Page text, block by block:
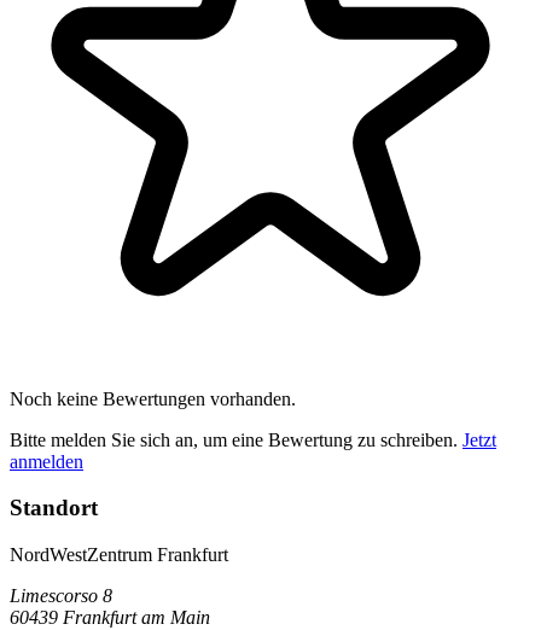
Noch keine Bewertungen vorhanden.
Bitte melden Sie sich an, um eine Bewertung zu schreiben. Jetzt
anmelden
Standort
NordWestZentrum Frankfurt
Limescorso 8
60439 Frankfurt am Main